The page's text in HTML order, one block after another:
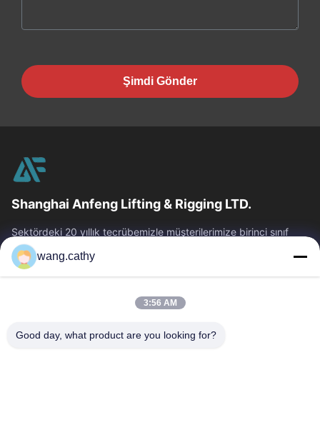
Şimdi Gönder
Shanghai Anfeng Lifting & Rigging LTD.
Sektördeki 20 yıllık tecrübemizle müşterilerimize birinci sınıf
kaldırma ve arma ürünleri ve özel tasarım kaldırma çözümleri
sunuyoruz.
Hızlı Bağlantılar
Ürün:% S
Videolar
Hakkımızda
wang.cathy
3:56 AM
Good day, what product are you looking for?